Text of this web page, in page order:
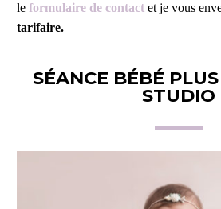
leformulaire de contact et je vous
tarifaire.
SÉANCE BÉBÉ
STUDIO